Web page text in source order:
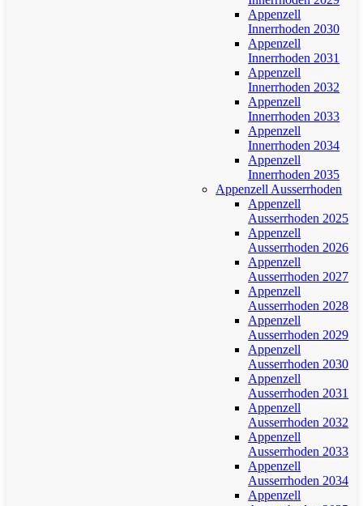
Appenzell
Innerrhoden 2030
Appenzell
Innerrhoden 2031
Appenzell
Innerrhoden 2032
Appenzell
Innerrhoden 2033
Appenzell
Innerrhoden 2034
Appenzell
Innerrhoden 2035
Appenzell Ausserrhoden
Appenzell
Ausserrhoden 2025
Appenzell
Ausserrhoden 2026
Appenzell
Ausserrhoden 2027
Appenzell
Ausserrhoden 2028
Appenzell
Ausserrhoden 2029
Appenzell
Ausserrhoden 2030
Appenzell
Ausserrhoden 2031
Appenzell
Ausserrhoden 2032
Appenzell
Ausserrhoden 2033
Appenzell
Ausserrhoden 2034
Appenzell